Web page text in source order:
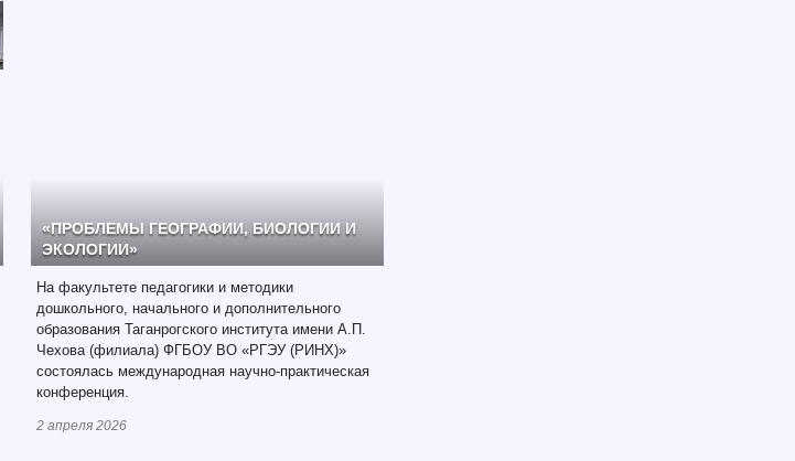
«ПРОБЛЕМЫ ГЕОГРАФИИ, БИОЛОГИИ И
ЭКОЛОГИИ»
На факультете педагогики и методики
дошкольного, начального и дополнительного
образования Таганрогского института имени А.П.
Чехова (филиала) ФГБОУ ВО «РГЭУ (РИНХ)»
состоялась международная научно-практическая
конференция.
2 апреля 2026